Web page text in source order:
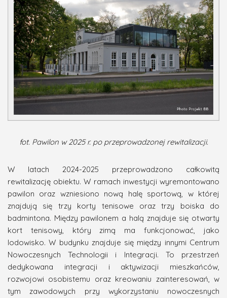
fot. Pawilon w 2025 r. po przeprowadzonej rewitalizacji.
W latach 2024-2025 przeprowadzono całkowitą
rewitalizację obiektu. W ramach inwestycji wyremontowano
pawilon oraz wzniesiono nową halę sportową, w której
znajdują się trzy korty tenisowe oraz trzy boiska do
badmintona. Między pawilonem a halą znajduje się otwarty
kort tenisowy, który zimą ma funkcjonować, jako
lodowisko. W budynku znajduje się między innymi Centrum
Nowoczesnych Technologii i Integracji. To przestrzeń
dedykowana integracji i aktywizacji mieszkańców,
rozwojowi osobistemu oraz kreowaniu zainteresowań, w
tym zawodowych przy wykorzystaniu nowoczesnych